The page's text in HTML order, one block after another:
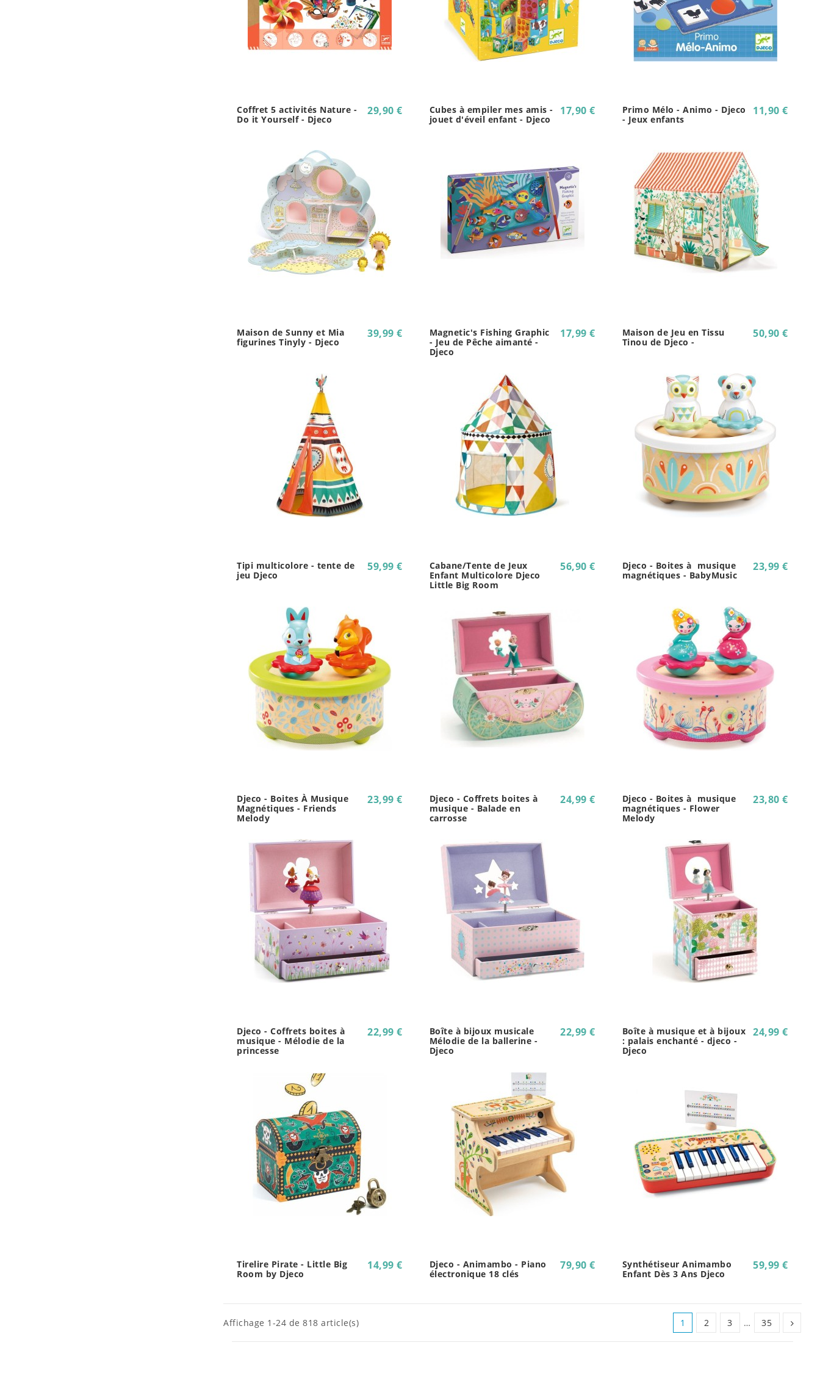
Coffret 5 activités Nature -
Do it Yourself - Djeco
29,90 €
Cubes à empiler mes amis -
jouet d'éveil enfant - Djeco
17,90 €
Primo Mélo - Animo - Djeco
- Jeux enfants
11,90 €
Maison de Sunny et Mia
figurines Tinyly - Djeco
39,99 €
Magnetic's Fishing Graphic
- Jeu de Pêche aimanté -
Djeco
17,99 €
Maison de Jeu en Tissu
Tinou de Djeco -
50,90 €
Tipi multicolore - tente de
jeu Djeco
59,99 €
Cabane/Tente de Jeux
Enfant Multicolore Djeco
Little Big Room
56,90 €
Djeco - Boites à musique
magnétiques - BabyMusic
23,99 €
Djeco - Boites À Musique
Magnétiques - Friends
Melody
23,99 €
Djeco - Coffrets boites à
musique - Balade en
carrosse
24,99 €
Djeco - Boites à musique
magnétiques - Flower
Melody
23,80 €
Djeco - Coffrets boites à
musique - Mélodie de la
princesse
22,99 €
Boîte à bijoux musicale
Mélodie de la ballerine -
Djeco
22,99 €
Boîte à musique et à bijoux
: palais enchanté - djeco -
Djeco
24,99 €
Tirelire Pirate - Little Big
Room by Djeco
14,99 €
Djeco - Animambo - Piano
électronique 18 clés
79,90 €
Synthétiseur Animambo
Enfant Dès 3 Ans Djeco
59,99 €
Affichage 1-24 de 818 article(s) 1 2 3 … 35